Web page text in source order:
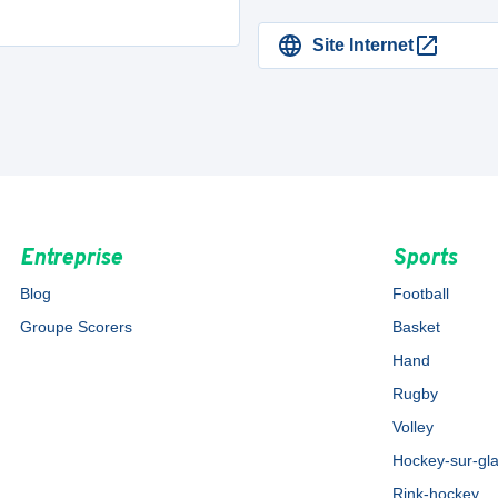
Site Internet
Entreprise
Blog
Groupe Scorers
Sports
Football
Basket
Hand
Rugby
Volley
Hockey-sur-
Rink-hockey